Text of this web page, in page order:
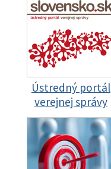
Ústredný portál
verejnej správy